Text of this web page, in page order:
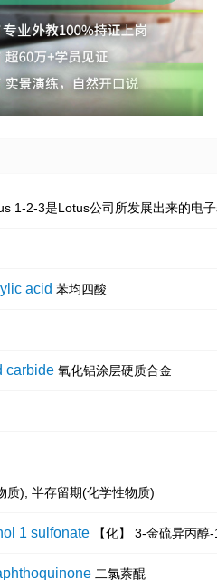
1-2-3是Lotus公司所发展出来的电
acid 苯均四酸
carbide 氧化铝涂层硬质合金
质), 半存留期(化学性物质)
1 sulfonate 【化】 3-金硫异丙醇
二氯萘醌